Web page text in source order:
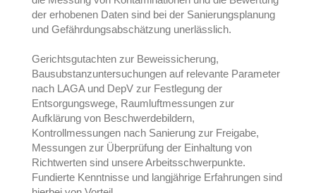
der erhobenen Daten sind bei der Sanierungsplanung
und Gefährdungsabschätzung unerlässlich.
Gerichtsgutachten zur Beweissicherung,
Bausubstanzuntersuchungen auf relevante Parameter
nach LAGA und DepV zur Festlegung der
Entsorgungswege, Raumluftmessungen zur
Aufklärung von Beschwerdebildern,
Kontrollmessungen nach Sanierung zur Freigabe,
Messungen zur Überprüfung der Einhaltung von
Richtwerten sind unsere Arbeitsschwerpunkte.
Fundierte Kenntnisse und langjährige Erfahrungen sind